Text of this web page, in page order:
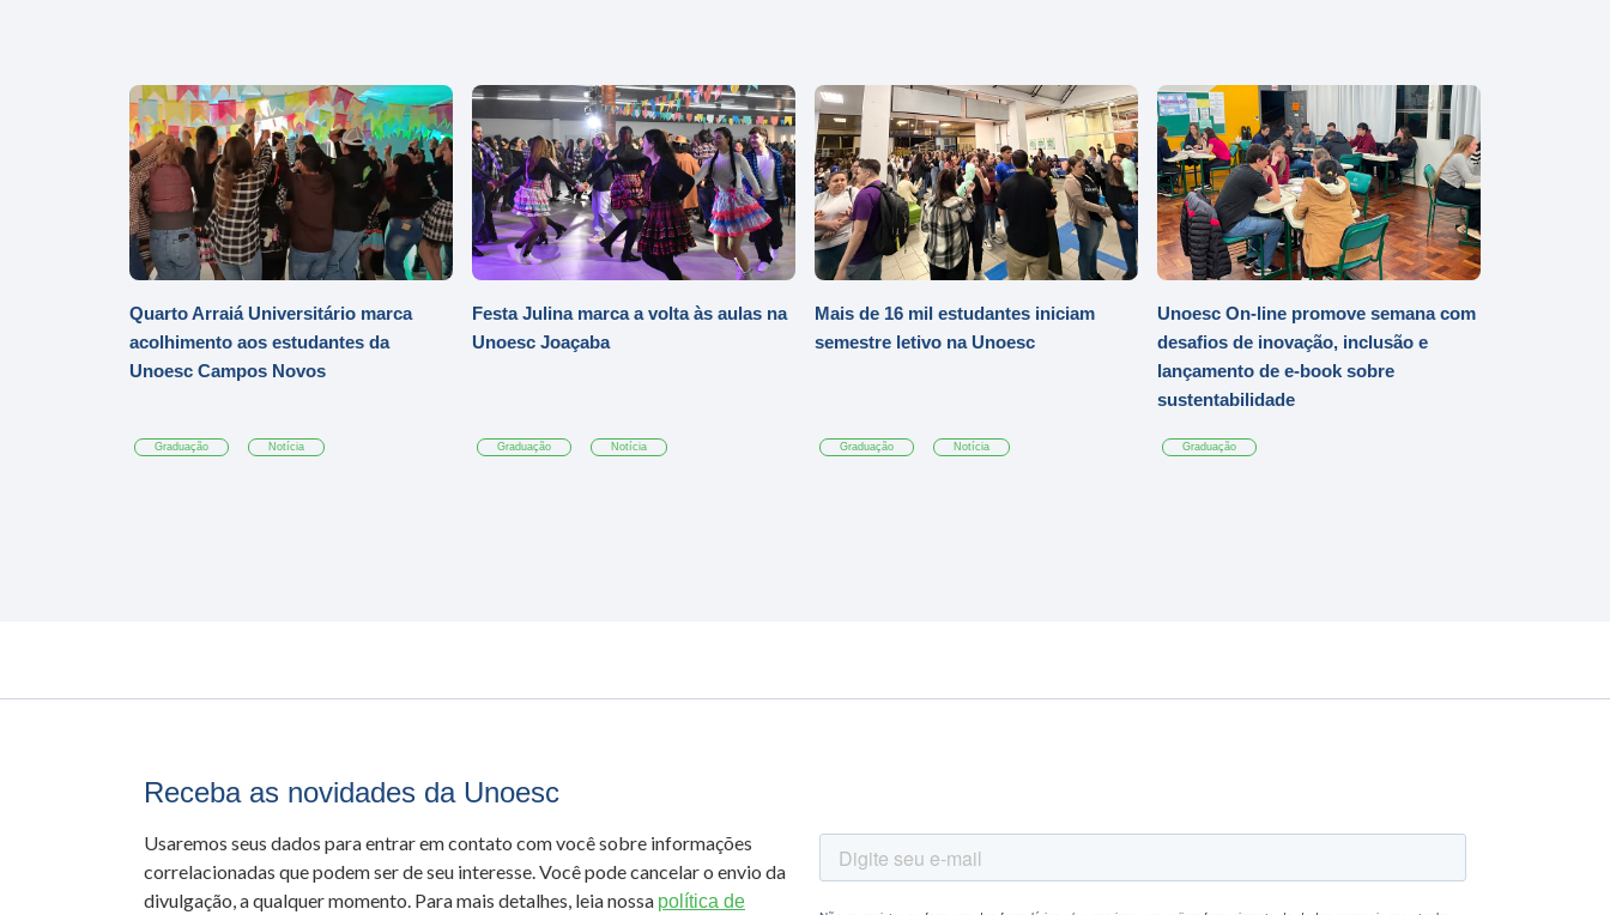
Quarto Arraiá Universitário marca
acolhimento aos estudantes da
Unoesc Campos Novos
Graduação Notícia
Festa Julina marca a volta às aulas na
Unoesc Joaçaba
Graduação Notícia
Mais de 16 mil estudantes iniciam
semestre letivo na Unoesc
Graduação Notícia
Unoesc On-line promove semana com
desafios de inovação, inclusão e
lançamento de e-book sobre
sustentabilidade
Graduação
Receba as novidades da Unoesc
Usaremos seus dados para entrar em contato com você sobre informações
correlacionadas que podem ser de seu interesse. Você pode cancelar o envio da
divulgação, a qualquer momento. Para mais detalhes, leia nossa política de